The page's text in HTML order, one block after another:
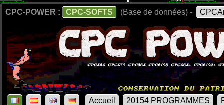
CPC-POWER : CPC-SOFTS (Base de données) -
Accueil 20154 PROGRAMMES